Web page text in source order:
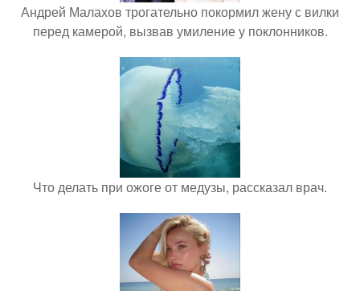
Андрей Малахов трогательно покормил жену с вилки
перед камерой, вызвав умиление у поклонников.
Что делать при ожоге от медузы, рассказал врач.